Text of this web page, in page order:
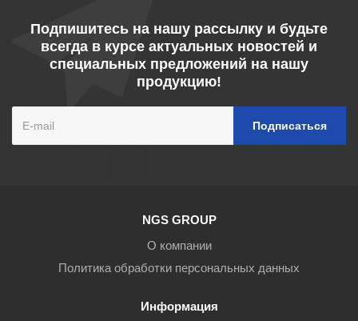
Подпишитесь на нашу рассылку и будьте
всегда в курсе актуальных новостей и
специальных предложений на нашу
продукцию!
NGS GROUP
О компании
Политика обработки персональных данных
Информация